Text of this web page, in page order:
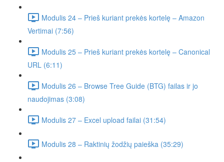
Modulis 24 – Prieš kuriant prekės kortelę – Amazon
Vertimai (7:56)
Modulis 25 – Prieš kuriant prekės kortelę – Canonical
URL (6:11)
Modulis 26 – Browse Tree Guide (BTG) failas ir jo
naudojimas (3:08)
Modulis 27 – Excel upload failai (31:54)
Modulis 28 – Raktinių žodžių paieška (35:29)